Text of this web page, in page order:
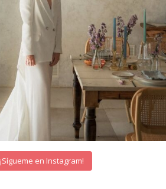
¡Sígueme en Instagram!